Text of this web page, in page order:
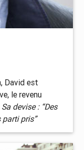
David est
le revenu
Sa devise : “Des
parti pris”